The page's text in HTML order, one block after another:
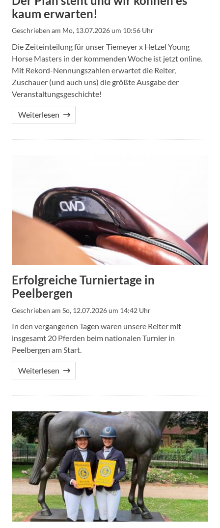
kaum erwarten!
Geschrieben am Mo, 13.07.2026 um 10:56 Uhr
Die Zeiteinteilung für unser Tiemeyer x Hetzel Young
Horse Masters in der kommenden Woche ist jetzt online.
Mit Rekord-Nennungszahlen erwartet die Reiter,
Zuschauer (und auch uns) die größte Ausgabe der
Veranstaltungsgeschichte!
Weiterlesen
Erfolgreiche Turniertage in
Peelbergen
Geschrieben am So, 12.07.2026 um 14:42 Uhr
In den vergangenen Tagen waren unsere Reiter mit
insgesamt 20 Pferden beim nationalen Turnier in
Peelbergen am Start.
Weiterlesen